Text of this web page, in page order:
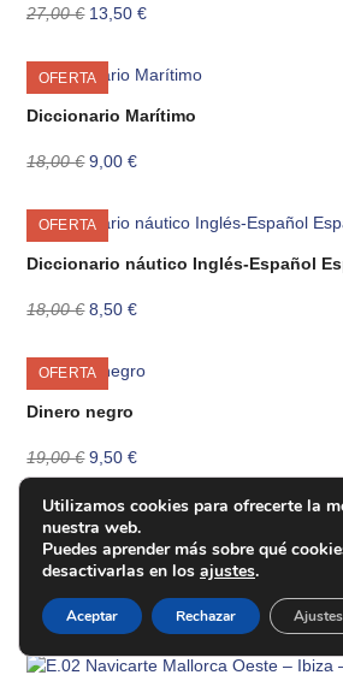
27,00€ El
original
era:
13,50€El
es:
OFERTA
Diccionario Marítimo
18,00€ El
original
era:
9,00€El
es:
OFERTA
Diccionario náutico Inglés-Español
18,00€ El
original
era:
8,50€El
es:
OFERTA
Dinero negro
19,00€ El
precio
original
era:
19,00 €.
9,50€El
precio
actual
es:
9,50 €.
E.01 Navicarte Mallorca Este –
26,30€
Utilizamos cookies para ofrecerte la
nuestra web.
Puedes aprender más sobre qué
desactivarlas en los ajustes.
Aceptar Rechazar Ajustes